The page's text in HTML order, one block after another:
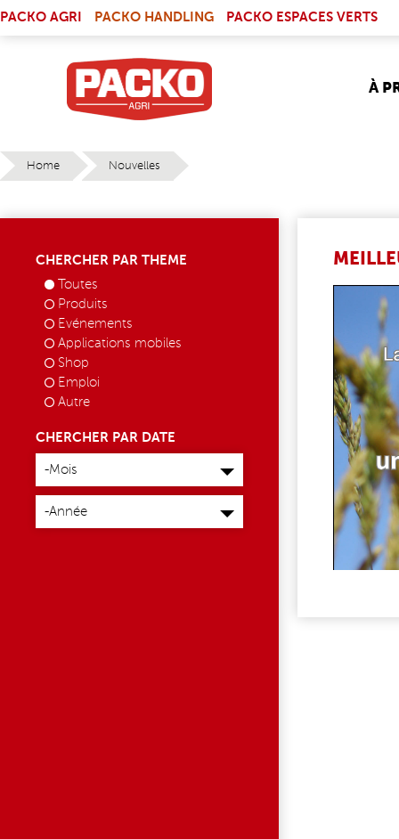
PACKO AGRI
PACKO HANDLING PACKO ESPACES VERTS
À
Home Nouvelles
CHERCHER PAR THEME
Toutes
Produits
Evénements
Applications mobiles
Shop
Emploi
Autre
CHERCHER PAR DATE
Mois
-Mois
Année
-Année